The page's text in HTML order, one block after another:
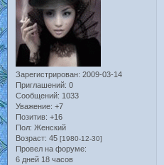
Зарегистрирован: 2009-03-14
Приглашений: 0
Сообщений: 1033
Уважение: +7
Позитив: +16
Пол: Женский
Возраст: 45 [1980-12-30]
Провел на форуме:
6 дней 18 часов